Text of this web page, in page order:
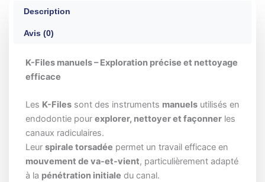
Description
Avis (0)
K-Files manuels – Exploration précise et nettoyage
efficace
Les K-Filessont des instruments manuelsutilisés en
endodontie pour explorer, nettoyer et façonnerles
canaux radiculaires.
Leur spirale torsadée permet un travail efficace en
mouvement de va-et-vient, particulièrement adapté
à la pénétration initiale du canal.